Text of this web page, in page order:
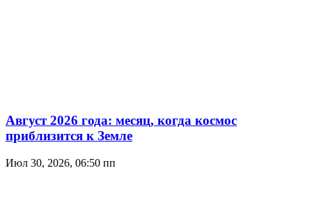
Август 2026 года: месяц, когда космос
приблизится к Земле
Июл 30, 2026, 06:50 пп